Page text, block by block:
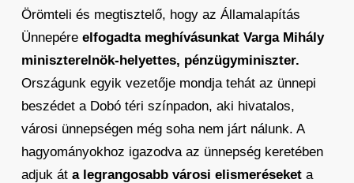
Örömteli és megtisztelő, hogy az Államalapítás
Ünnepére elfogadta meghívásunkat Varga Mihály
miniszterelnök-helyettes, pénzügyminiszter.
Országunk egyik vezetője mondja tehát az ünnepi
beszédet a Dobó téri színpadon, aki hivatalos,
városi ünnepségen még soha nem járt nálunk. A
hagyományokhoz igazodva az ünnepség keretében
adjuk át a legrangosabb városi elismeréseketa